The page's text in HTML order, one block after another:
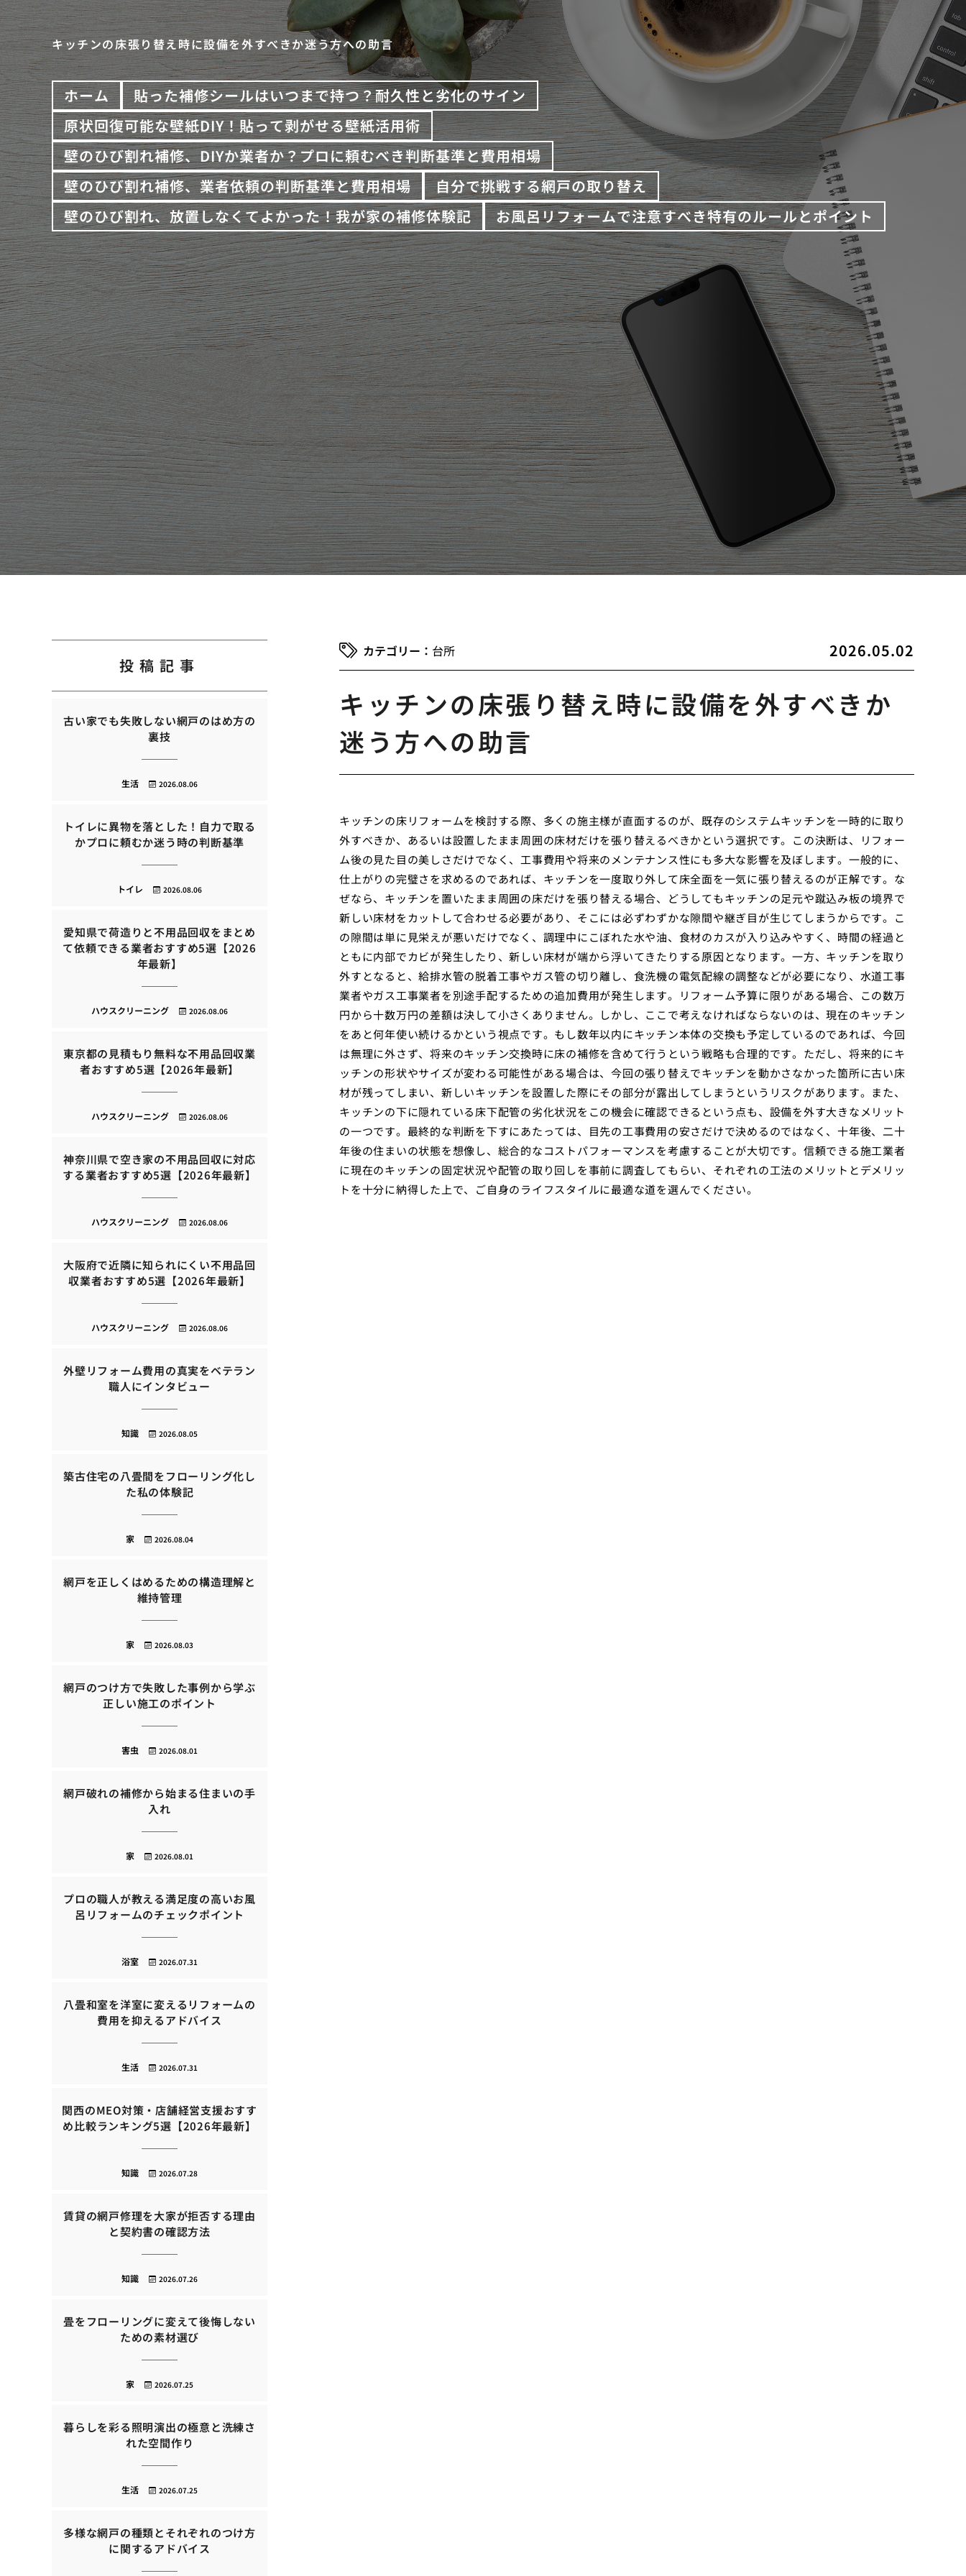
キッチンの床張り替え時に設備を外すべきか迷う方への助言
ホーム
貼った補修シールはいつまで持つ？耐久性と劣化のサイン
原状回復可能な壁紙DIY！貼って剥がせる壁紙活用術
壁のひび割れ補修、DIYか業者か？プロに頼むべき判断基準と費用相場
壁のひび割れ補修、業者依頼の判断基準と費用相場
自分で挑戦する網戸の取り替え
壁のひび割れ、放置しなくてよかった！我が家の補修体験記
お風呂リフォームで注意すべき特有のルールとポイント
2026.05.02
台所
キッチンの床張り替え時に設備を外すべきか
迷う方への助言
キッチンの床リフォームを検討する際、多くの施主様が直面するのが、既存のシステムキッチンを一時的に取り
外すべきか、あるいは設置したまま周囲の床材だけを張り替えるべきかという選択です。この決断は、リフォー
ム後の見た目の美しさだけでなく、工事費用や将来のメンテナンス性にも多大な影響を及ぼします。一般的に、
仕上がりの完璧さを求めるのであれば、キッチンを一度取り外して床全面を一気に張り替えるのが正解です。な
ぜなら、キッチンを置いたまま周囲の床だけを張り替える場合、どうしてもキッチンの足元や蹴込み板の境界で
新しい床材をカットして合わせる必要があり、そこには必ずわずかな隙間や継ぎ目が生じてしまうからです。こ
の隙間は単に見栄えが悪いだけでなく、調理中にこぼれた水や油、食材のカスが入り込みやすく、時間の経過と
ともに内部でカビが発生したり、新しい床材が端から浮いてきたりする原因となります。一方、キッチンを取り
外すとなると、給排水管の脱着工事やガス管の切り離し、食洗機の電気配線の調整などが必要になり、水道工事
業者やガス工事業者を別途手配するための追加費用が発生します。リフォーム予算に限りがある場合、この数万
円から十数万円の差額は決して小さくありません。しかし、ここで考えなければならないのは、現在のキッチン
をあと何年使い続けるかという視点です。もし数年以内にキッチン本体の交換も予定しているのであれば、今回
は無理に外さず、将来のキッチン交換時に床の補修を含めて行うという戦略も合理的です。ただし、将来的にキ
ッチンの形状やサイズが変わる可能性がある場合は、今回の張り替えでキッチンを動かさなかった箇所に古い床
材が残ってしまい、新しいキッチンを設置した際にその部分が露出してしまうというリスクがあります。また、
キッチンの下に隠れている床下配管の劣化状況をこの機会に確認できるという点も、設備を外す大きなメリット
の一つです。最終的な判断を下すにあたっては、目先の工事費用の安さだけで決めるのではなく、十年後、二十
年後の住まいの状態を想像し、総合的なコストパフォーマンスを考慮することが大切です。信頼できる施工業者
に現在のキッチンの固定状況や配管の取り回しを事前に調査してもらい、それぞれの工法のメリットとデメリッ
トを十分に納得した上で、ご自身のライフスタイルに最適な道を選んでください。
投稿記事
古い家でも失敗しない網戸のはめ方の
裏技
2026.08.06
生活
トイレに異物を落とした！自力で取る
かプロに頼むか迷う時の判断基準
2026.08.06
トイレ
愛知県で荷造りと不用品回収をまとめ
て依頼できる業者おすすめ5選【2026
年最新】
2026.08.06
ハウスクリーニング
東京都の見積もり無料な不用品回収業
者おすすめ5選【2026年最新】
2026.08.06
ハウスクリーニング
神奈川県で空き家の不用品回収に対応
する業者おすすめ5選【2026年最新】
2026.08.06
ハウスクリーニング
大阪府で近隣に知られにくい不用品回
収業者おすすめ5選【2026年最新】
2026.08.06
ハウスクリーニング
外壁リフォーム費用の真実をベテラン
職人にインタビュー
2026.08.05
知識
築古住宅の八畳間をフローリング化し
た私の体験記
2026.08.04
家
網戸を正しくはめるための構造理解と
維持管理
2026.08.03
家
網戸のつけ方で失敗した事例から学ぶ
正しい施工のポイント
2026.08.01
害虫
網戸破れの補修から始まる住まいの手
入れ
2026.08.01
家
プロの職人が教える満足度の高いお風
呂リフォームのチェックポイント
2026.07.31
浴室
八畳和室を洋室に変えるリフォームの
費用を抑えるアドバイス
2026.07.31
生活
関西のMEO対策・店舗経営支援おすす
め比較ランキング5選【2026年最新】
2026.07.28
知識
賃貸の網戸修理を大家が拒否する理由
と契約書の確認方法
2026.07.26
知識
畳をフローリングに変えて後悔しない
ための素材選び
2026.07.25
家
暮らしを彩る照明演出の極意と洗練さ
れた空間作り
2026.07.25
生活
多様な網戸の種類とそれぞれのつけ方
に関するアドバイス